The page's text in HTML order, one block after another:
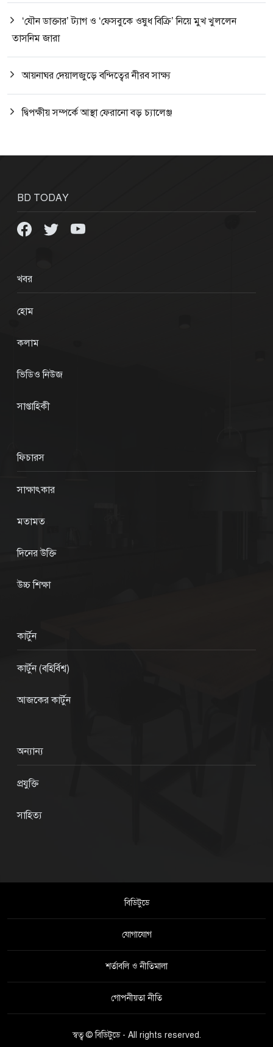
‘যৌন ডাক্তার’ ট্যাগ ও ‘ফেসবুকে ওষুধ বিক্রি’ নিয়ে মুখ খুললেন
তাসনিম জারা
আয়নাঘর দেয়ালজুড়ে বন্দিত্বের নীরব সাক্ষ্য
দ্বিপক্ষীয় সম্পর্কে আস্থা ফেরানো বড় চ্যালেঞ্জ
BD TODAY
খবর
হোম
কলাম
ভিডিও নিউজ
সাপ্তাহিকী
ফিচারস
সাক্ষাৎকার
মতামত
দিনের উক্তি
উচ্চ শিক্ষা
কার্টুন
কার্টুন (বহির্বিশ্ব)
আজকের কার্টুন
অন্যান্য
প্রযুক্তি
সাহিত্য
বিডিটুডে
যোগাযোগ
শর্তাবলি ও নীতিমালা
গোপনীয়তা নীতি
স্বত্ব © বিডিটুডে - All rights reserved.